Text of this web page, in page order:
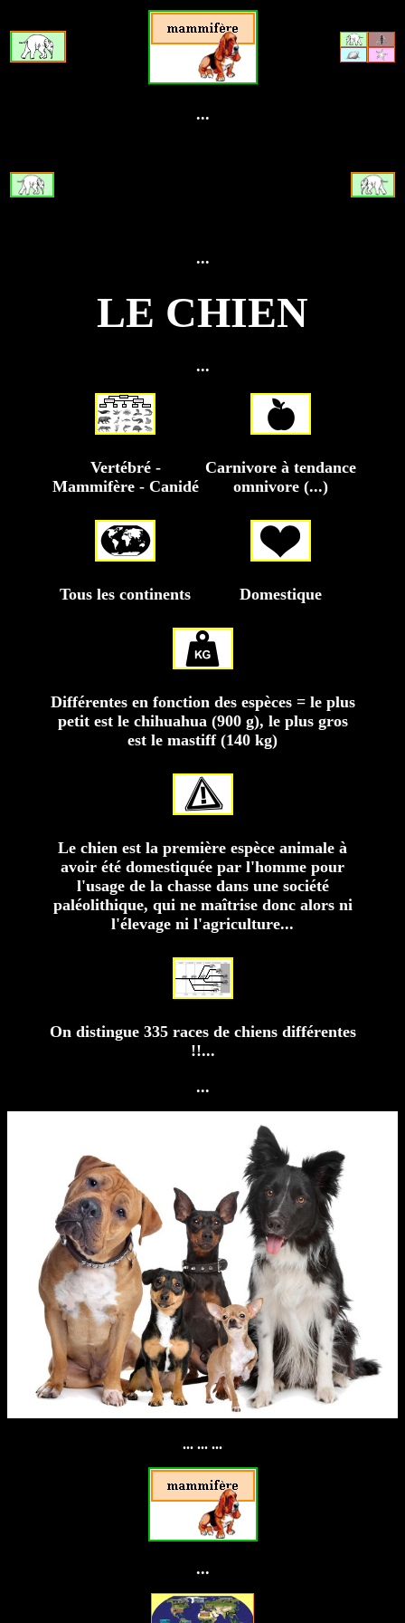
...
...
LE CHIEN
...
Vertébré -
Mammifère - Canidé
Carnivore à tendance
omnivore (...)
Tous les continents Domestique
Différentes en fonction des espèces = le plus
petit est le chihuahua (900 g), le plus gros
est le mastiff (140 kg)
Le chien est la première espèce animale à
avoir été domestiquée par l'homme pour
l'usage de la chasse dans une société
paléolithique, qui ne maîtrise donc alors ni
l'élevage ni l'agriculture...
On distingue 335 races de chiens différentes
!!...
...
... ... ...
...